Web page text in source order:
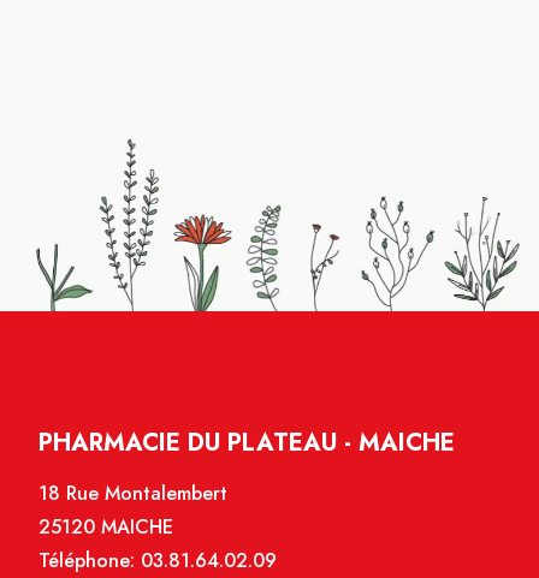
PHARMACIE DU PLATEAU - MAICHE
18 Rue Montalembert
25120 MAICHE
Téléphone: 03.81.64.02.09